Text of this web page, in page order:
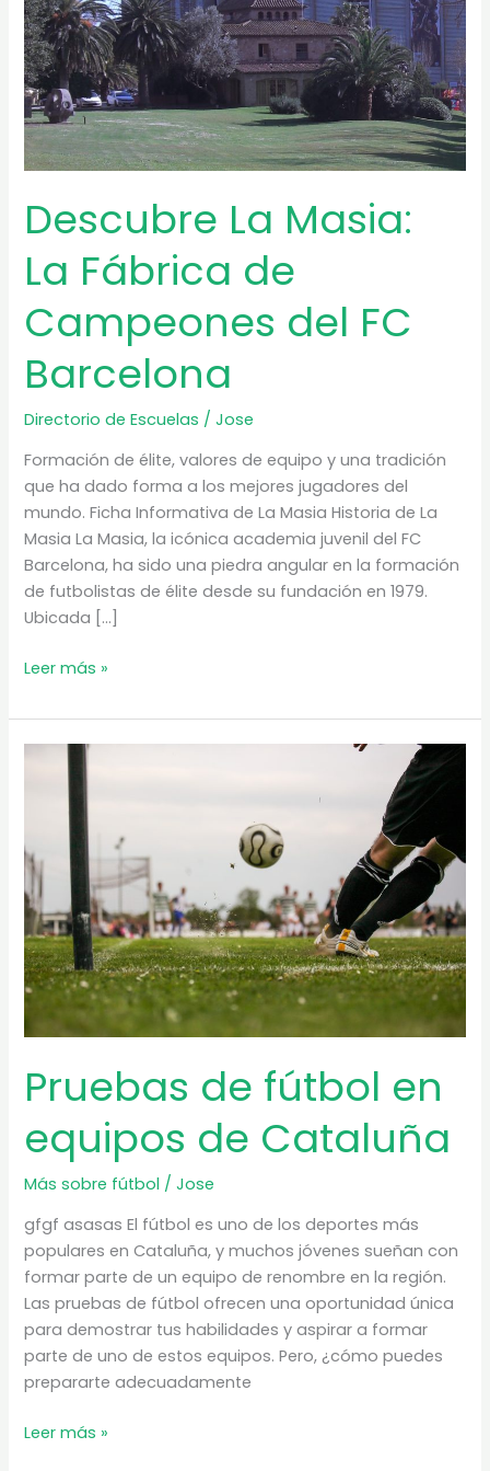
Descubre La Masia:
La Fábrica de
Campeones del FC
Barcelona
Directorio de Escuelas /Jose
Formación de élite, valores de equipo y una tradición
que ha dado forma a los mejores jugadores del
mundo. Ficha Informativa de La Masia Historia de La
Masia La Masia, la icónica academia juvenil del FC
Barcelona, ha sido una piedra angular en la formación
de futbolistas de élite desde su fundación en 1979.
Ubicada […]
Descubre
Masia:
La
Fábrica
Campeones
del
FC
Barcelona
Leer más »
Pruebas de fútbol en
equipos de Cataluña
Más sobre fútbol /Jose
gfgf asasas El fútbol es uno de los deportes más
populares en Cataluña, y muchos jóvenes sueñan con
formar parte de un equipo de renombre en la región.
Las pruebas de fútbol ofrecen una oportunidad única
para demostrar tus habilidades y aspirar a formar
parte de uno de estos equipos. Pero, ¿cómo puedes
prepararte adecuadamente
Pruebas
Leer más »